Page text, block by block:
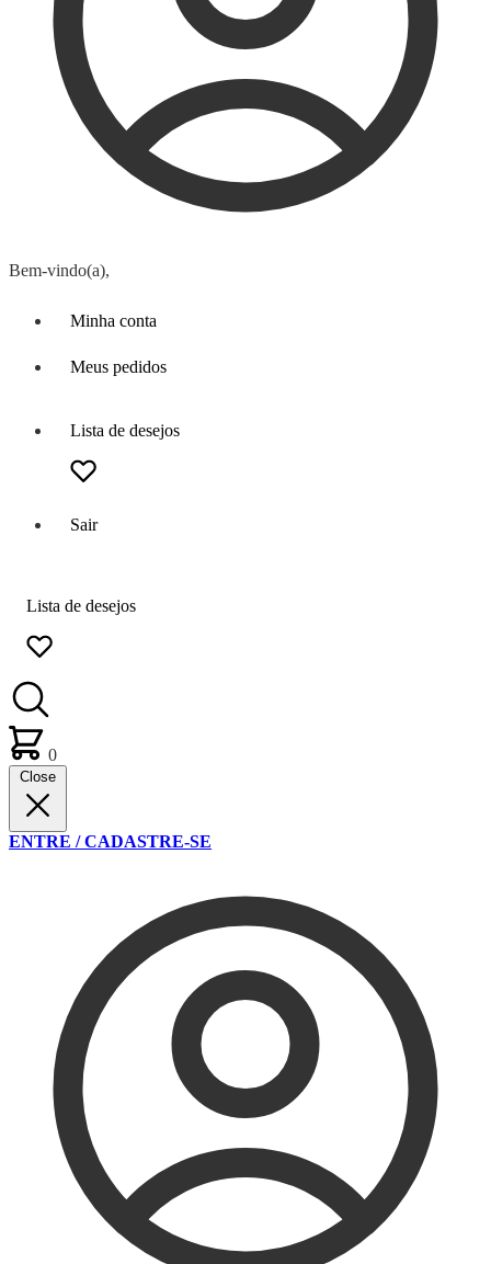
Bem-vindo(a),
Minha conta
Meus pedidos
Lista de desejos
Sair
Lista de desejos
0
Close
ENTRE / CADASTRE-SE